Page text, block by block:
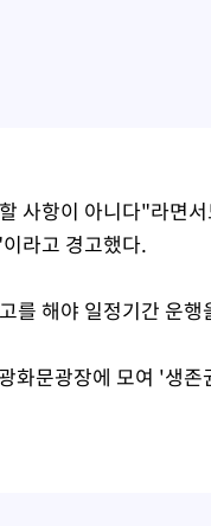
사항이 아니다"라면
라고 경고했다.
를 해야 일정기간 운행
화문광장에 모여 '생존